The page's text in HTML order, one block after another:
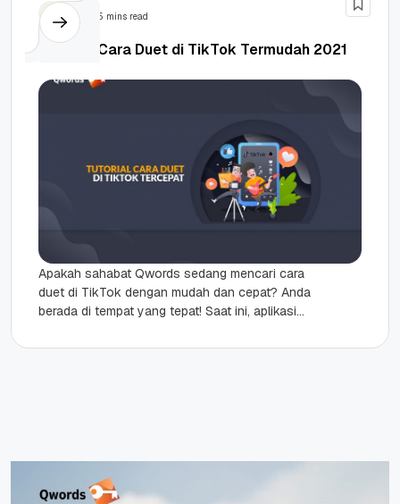
5 mins read
Tutorial Cara Duet di TikTok Termudah 2021
Apakah sahabat Qwords sedang mencari cara
duet di TikTok dengan mudah dan cepat? Anda
berada di tempat yang tepat! Saat ini, aplikasi